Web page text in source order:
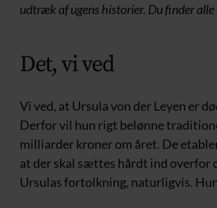
udtræk af ugens historier. Du finder
Det, vi ved
Vi ved, at Ursula von der Leyen er
Derfor vil hun rigt belønne
milliarder kroner om året. De
at der skal sættes hårdt ind overfor
Ursulas fortolkning, naturligvis.